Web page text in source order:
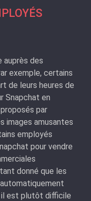
auprès des
exemple, certains
de leurs heures de
Snapchat en
par
images amusantes
employés
pour vendre
donné que les
il est plutôt difficile